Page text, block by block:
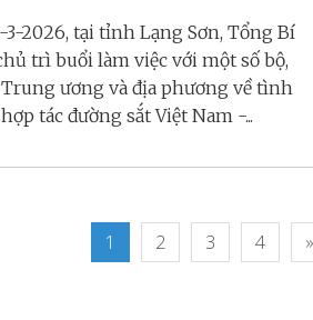
3-2026, tại tỉnh Lạng Sơn, Tổng Bí
trì buổi làm việc với một số bộ,
ương và địa phương về tình
tác đường sắt Việt Nam -...
1 2 3 4 »